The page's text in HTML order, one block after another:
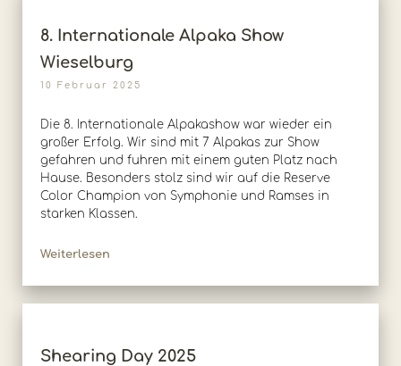
8. Internationale Alpaka Show
Wieselburg
10 Februar 2025
Die 8. Internationale Alpakashow war wieder ein
großer Erfolg. Wir sind mit 7 Alpakas zur Show
gefahren und fuhren mit einem guten Platz nach
Hause. Besonders stolz sind wir auf die Reserve
Color Champion von Symphonie und Ramses in
starken Klassen.
Weiterlesen
Shearing Day 2025